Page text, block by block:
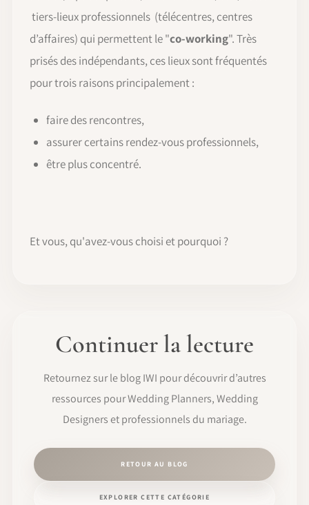
tiers-lieux professionnels (télécentres, centres
d’affaires) qui permettent le "co-working". Très
prisés des indépendants, ces lieux sont fréquentés
pour trois raisons principalement :
faire des rencontres,
assurer certains rendez-vous professionnels,
être plus concentré.
Et vous, qu'avez-vous choisi et pourquoi ?
Continuer la lecture
Retournez sur le blog IWI pour découvrir d’autres
ressources pour Wedding Planners, Wedding
Designers et professionnels du mariage.
RETOUR AU BLOG
EXPLORER CETTE CATÉGORIE